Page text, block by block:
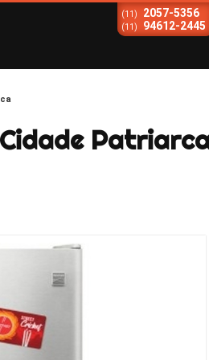
(11) 2057-5356
(11) 94612-2445